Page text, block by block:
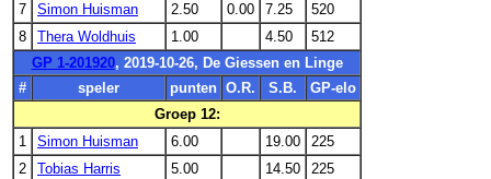
7
Simon Huisman 2.50 0.00 7.25
520
8
Thera Woldhuis 1.00 4.50
512
GP 1-201920, 2019-10-26, De Giessen en Linge
#
speler punten O.R. S.B.
GP-elo
Groep 12:
1
Simon Huisman 6.00 19.00
225
2
Tobias Harris 5.00 14.50
225